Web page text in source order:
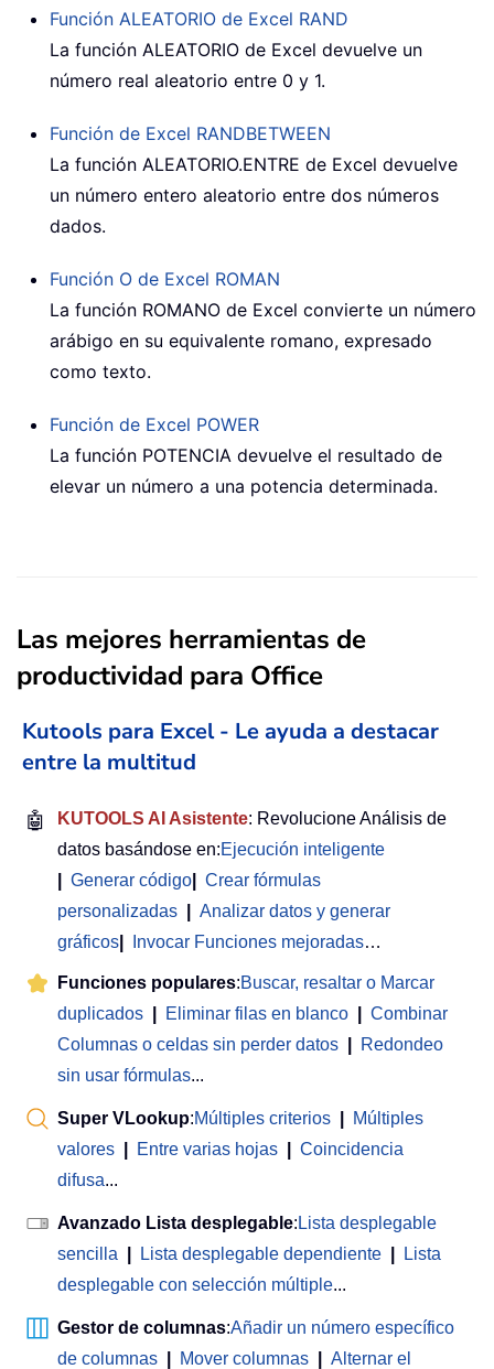
Función ALEATORIO de Excel RAND
La función ALEATORIO de Excel devuelve un
número real aleatorio entre 0 y 1.
Función de Excel RANDBETWEEN
La función ALEATORIO.ENTRE de Excel devuelve
un número entero aleatorio entre dos números
dados.
Función O de Excel ROMAN
La función ROMANO de Excel convierte un número
arábigo en su equivalente romano, expresado
como texto.
Función de Excel POWER
La función POTENCIA devuelve el resultado de
elevar un número a una potencia determinada.
Las mejores herramientas de
productividad para Office
Kutools para Excel - Le ayuda a destacar
entre la multitud
🤖 KUTOOLS AI Asistente: Revolucione Análisis de
datos basándose en:Ejecución inteligente
Generar código
Crear fórmulas
personalizadas
Analizar datos y generar
gráficos
Invocar Funciones mejoradas…
Funciones populares:Buscar, resaltar o Marcar
duplicados
Eliminar filas en blanco
Combinar
Columnas o celdas sin perder datos
Redondeo
sin usar fórmulas...
Super VLookup:Múltiples criterios
Múltiples
valores
Entre varias hojas
Coincidencia
difusa...
Avanzado Lista desplegable: Lista desplegable
sencilla
Lista desplegable dependiente
Lista
desplegable con selección múltiple...
Gestor de columnas:Añadir un número específico
de columnas
Mover columnas
Alternar el